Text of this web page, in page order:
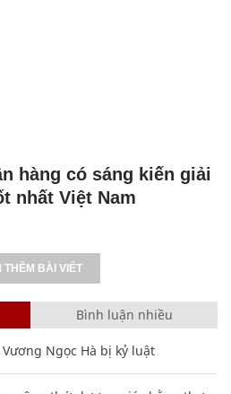
hàng có sáng kiến giải
nhất Việt Nam
THÊM BÀI VIẾT
Bình luận nhiều
Ngọc Hà bị kỷ luật